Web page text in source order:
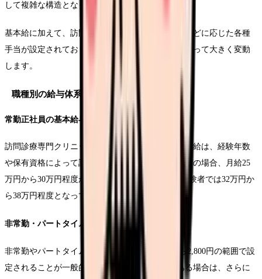
して複雑な構造となっています。
基本給に加えて、訪問件数や担当エリア、専門性などに応じた各種
手当が設定されており、総支給額は経験や条件によって大きく変動
します。
職種別の給与体系
常勤正社員の基本給与
訪問診療専門クリニックにおける常勤正社員の基本給は、経験年数
や保有資格によって設定されています。新卒看護師の場合、月給25
万円から30万円程度からスタートし、3年以上の経験者では32万円か
ら38万円程度となっています。
非常勤・パートタイムの時給
非常勤やパートタイムの場合、時給は2,000円から2,800円の範囲で設
定されることが一般的です。訪問診療の経験がある場合は、さらに